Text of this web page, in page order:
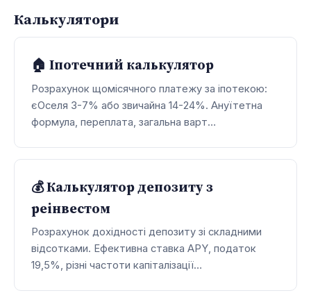
Калькулятори
🏠 Іпотечний калькулятор
Розрахунок щомісячного платежу за іпотекою:
єОселя 3-7% або звичайна 14-24%. Ануїтетна
формула, переплата, загальна варт…
💰 Калькулятор депозиту з
реінвестом
Розрахунок дохідності депозиту зі складними
відсотками. Ефективна ставка APY, податок
19,5%, різні частоти капіталізації…